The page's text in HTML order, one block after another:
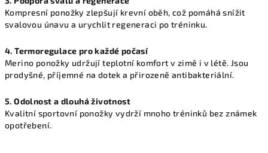
Kompresní ponožky zlepšují krevní oběh, což pomáhá snížit
svalovou únavu a urychlit regeneraci po tréninku.
4. Termoregulace pro každé počasí
Merino ponožky udržují teplotní komfort v zimě i v létě. Jsou
prodyšné, příjemné na dotek a přirozeně antibakteriální.
5. Odolnost a dlouhá životnost
Kvalitní sportovní ponožky vydrží mnoho tréninků bez známek
opotřebení.